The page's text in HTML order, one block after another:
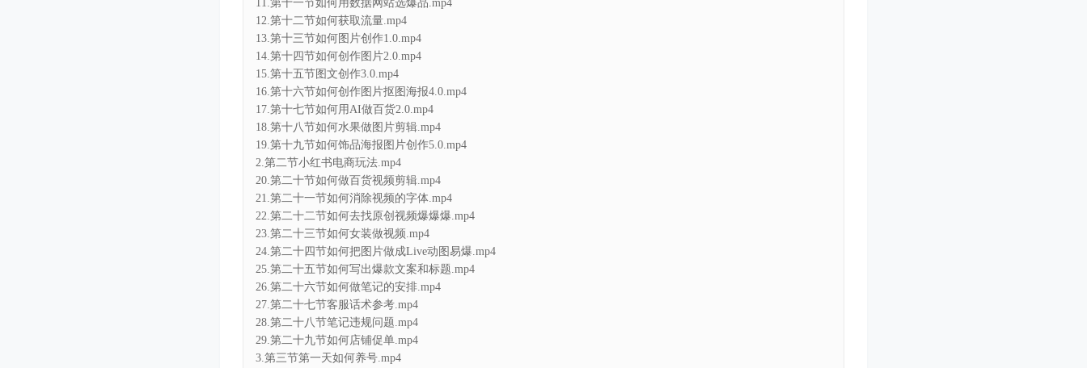
11.第十一节如何用数据网站选爆品.mp4
12.第十二节如何获取流量.mp4
13.第十三节如何图片创作1.0.mp4
14.第十四节如何创作图片2.0.mp4
15.第十五节图文创作3.0.mp4
16.第十六节如何创作图片抠图海报4.0.mp4
17.第十七节如何用AI做百货2.0.mp4
18.第十八节如何水果做图片剪辑.mp4
19.第十九节如何饰品海报图片创作5.0.mp4
2.第二节小红书电商玩法.mp4
20.第二十节如何做百货视频剪辑.mp4
21.第二十一节如何消除视频的字体.mp4
22.第二十二节如何去找原创视频爆爆爆.mp4
23.第二十三节如何女装做视频.mp4
24.第二十四节如何把图片做成Live动图易爆.mp4
25.第二十五节如何写出爆款文案和标题.mp4
26.第二十六节如何做笔记的安排.mp4
27.第二十七节客服话术参考.mp4
28.第二十八节笔记违规问题.mp4
29.第二十九节如何店铺促单.mp4
3.第三节第一天如何养号.mp4